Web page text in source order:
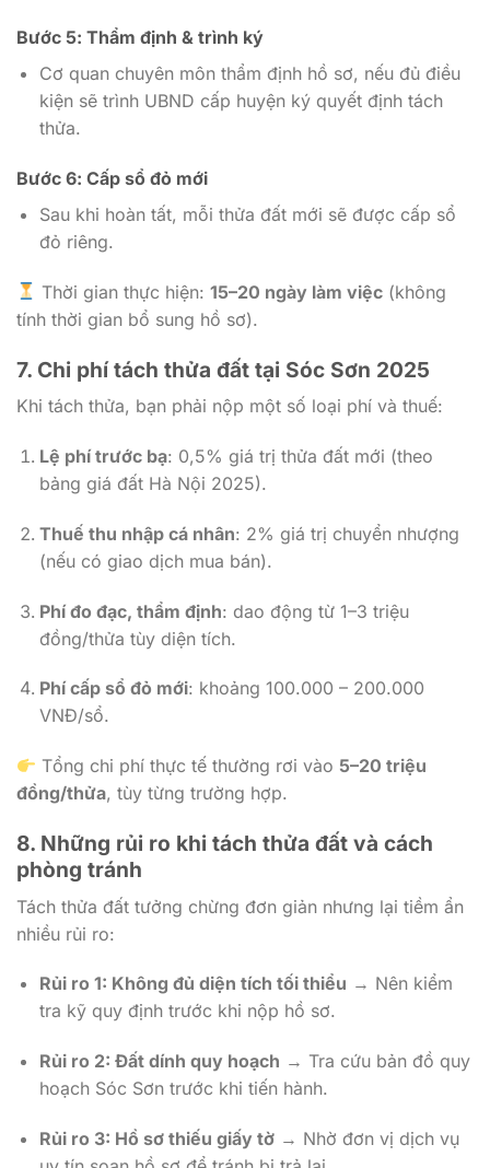
Bước 5: Thẩm định & trình ký
Cơ quan chuyên môn thẩm định hồ sơ, nếu đủ điều
kiện sẽ trình UBND cấp huyện ký quyết định tách
thửa.
Bước 6: Cấp sổ đỏ mới
Sau khi hoàn tất, mỗi thửa đất mới sẽ được cấp sổ
đỏ riêng.
Thời gian thực hiện:15–20 ngày làm việc (không
tính thời gian bổ sung hồ sơ).
7. Chi phí tách thửa đất tại Sóc Sơn 2025
Khi tách thửa, bạn phải nộp một số loại phí và thuế:
Lệ phí trước bạ: 0,5% giá trị thửa đất mới (theo
bảng giá đất Hà Nội 2025).
Thuế thu nhập cá nhân: 2% giá trị chuyển nhượng
(nếu có giao dịch mua bán).
Phí đo đạc, thẩm định: dao động từ 1–3 triệu
đồng/thửa tùy diện tích.
Phí cấp sổ đỏ mới: khoảng 100.000 – 200.000
VNĐ/sổ.
Tổng chi phí thực tế thường rơi vào 5–20 triệu
đồng/thửa, tùy từng trường hợp.
8. Những rủi ro khi tách thửa đất và cách
phòng tránh
Tách thửa đất tưởng chừng đơn giản nhưng lại tiềm ẩn
nhiều rủi ro:
Rủi ro 1: Không đủ diện tích tối thiểu → Nên kiểm
tra kỹ quy định trước khi nộp hồ sơ.
Rủi ro 2: Đất dính quy hoạch → Tra cứu bản đồ quy
hoạch Sóc Sơn trước khi tiến hành.
Rủi ro 3: Hồ sơ thiếu giấy tờ→ Nhờ đơn vị dịch vụ